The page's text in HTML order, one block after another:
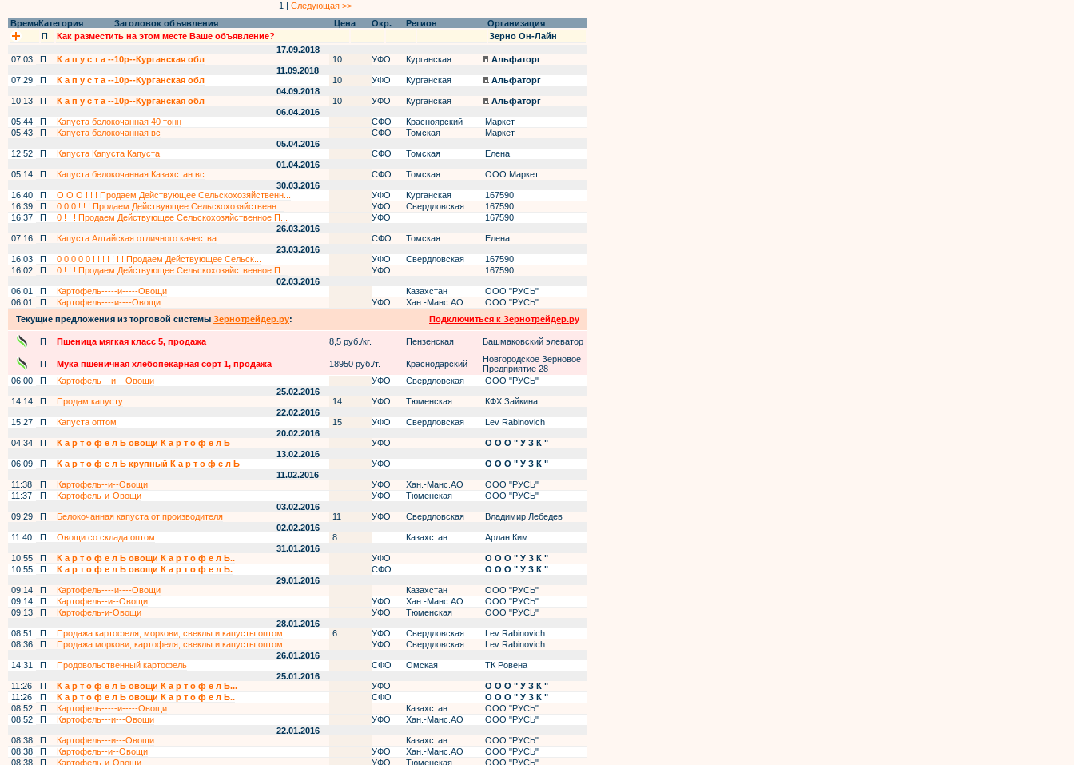
1 | Следующая >>
ВремяКатегория Заголовок объявления Цена Окр. Регион
Организация
П
Как разместить на этом месте Ваше объявление?
Зерно Он-Лайн
17.09.2018
07:03
П К а п у с т а --10р--Курганская обл 10 УФО Курганская
Альфаторг
11.09.2018
07:29
П К а п у с т а --10р--Курганская обл 10 УФО Курганская
Альфаторг
04.09.2018
10:13
П К а п у с т а --10р--Курганская обл 10 УФО Курганская
Альфаторг
06.04.2016
05:44
П Капуста белокочанная 40 тонн СФО Красноярский
Маркет
05:43
П Капуста белокочанная вс СФО Томская
Маркет
05.04.2016
12:52
П Капуста Капуста Капуста СФО Томская
Елена
01.04.2016
05:14
П Капуста белокочанная Казахстан вс СФО Томская
ООО Маркет
30.03.2016
16:40
П О О О ! ! ! Продаем Действующее Сельскохозяйственн... УФО Курганская
167590
16:39
П 0 0 0 ! ! ! Продаем Действующее Сельскохозяйственн... УФО Свердловская
167590
16:37
П 0 ! ! ! Продаем Действующее Сельскохозяйственное П... УФО
167590
26.03.2016
07:16
П Капуста Алтайская отличного качества СФО Томская
Елена
23.03.2016
16:03
П 0 0 0 0 0 ! ! ! ! ! ! ! Продаем Действующее Сельск... УФО Свердловская
167590
16:02
П 0 ! ! ! Продаем Действующее Сельскохозяйственное П... УФО
167590
02.03.2016
06:01
П Картофель-----и-----Овощи Казахстан
ООО "РУСЬ"
06:01
П Картофель----и----Овощи УФО Хан.-Манс.АО
ООО "РУСЬ"
Текущие предложения из торговой системы Зернотрейдер.ру: Подключиться к Зернотрейдер.ру
П Пшеница мягкая класс 5, продажа 8,5 руб./кг. Пензенская Башмаковский элеватор
П Мука пшеничная хлебопекарная сорт 1, продажа 18950 руб./т. Краснодарский
Новгородское Зерновое
Предприятие 28
06:00
П Картофель---и---Овощи УФО Свердловская
ООО "РУСЬ"
25.02.2016
14:14
П Продам капусту 14 УФО Тюменская
КФХ Зайкина.
22.02.2016
15:27
П Капуста оптом 15 УФО Свердловская
Lev Rabinovich
20.02.2016
04:34
П К а р т о ф е л Ь овощи К а р т о ф е л Ь УФО
О О О " У З К "
13.02.2016
06:09
П К а р т о ф е л Ь крупный К а р т о ф е л Ь УФО
О О О " У З К "
11.02.2016
11:38
П Картофель--и--Овощи УФО Хан.-Манс.АО
ООО "РУСЬ"
11:37
П Картофель-и-Овощи УФО Тюменская
ООО "РУСЬ"
03.02.2016
09:29
П Белокочанная капуста от производителя 11 УФО Свердловская
Владимир Лебедев
02.02.2016
11:40
П Овощи со склада оптом 8 Казахстан
Арлан Ким
31.01.2016
10:55
П К а р т о ф е л Ь овощи К а р т о ф е л Ь.. УФО
О О О " У З К "
10:55
П К а р т о ф е л Ь овощи К а р т о ф е л Ь. СФО
О О О " У З К "
29.01.2016
09:14
П Картофель----и----Овощи Казахстан
ООО "РУСЬ"
09:14
П Картофель--и--Овощи УФО Хан.-Манс.АО
ООО "РУСЬ"
09:13
П Картофель-и-Овощи УФО Тюменская
ООО "РУСЬ"
28.01.2016
08:51
П Продажа картофеля, моркови, свеклы и капусты оптом 6 УФО Свердловская
Lev Rabinovich
08:36
П Продажа моркови, картофеля, свеклы и капусты оптом УФО Свердловская
Lev Rabinovich
26.01.2016
14:31
П Продовольственный картофель СФО Омская
ТК Ровена
25.01.2016
11:26
П К а р т о ф е л Ь овощи К а р т о ф е л Ь... УФО
О О О " У З К "
11:26
П К а р т о ф е л Ь овощи К а р т о ф е л Ь.. СФО
О О О " У З К "
08:52
П Картофель-----и-----Овощи Казахстан
ООО "РУСЬ"
08:52
П Картофель---и---Овощи УФО Хан.-Манс.АО
ООО "РУСЬ"
22.01.2016
08:38
П Картофель---и---Овощи Казахстан
ООО "РУСЬ"
08:38
П Картофель--и--Овощи УФО Хан.-Манс.АО
ООО "РУСЬ"
08:38
П Картофель-и-Овощи УФО Тюменская
ООО "РУСЬ"